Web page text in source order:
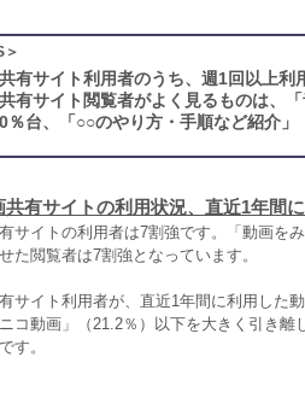
＞
有サイト利用者のうち、週1回以上
有サイト閲覧者がよく見るものは、
％台、「○○のやり方・手順など紹介
共有サイトの利用状況、直近1年間
サイトの利用者は7割強です。「動画を
た閲覧者は7割強となっています。
サイト利用者が、直近1年間に利用した
ニコ動画」（21.2％）以下を大きく引き
す。